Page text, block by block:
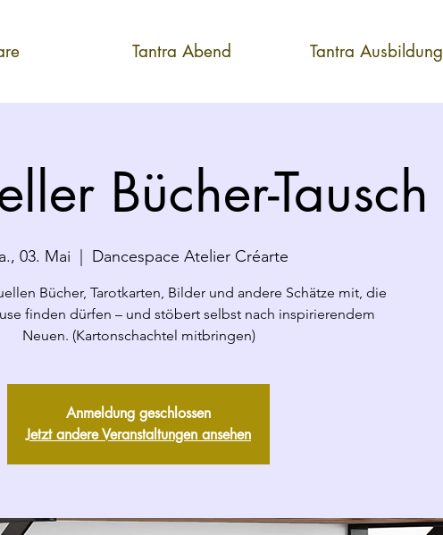
Tantra Abend Tantra Ausbildung
Bücher-Tausch
03. Mai Dancespace Atelier Créarte
Bücher, Tarotkarten, Bilder und andere Schätze mit, die
finden dürfen – und stöbert selbst nach inspirierendem
Neuen. (Kartonschachtel mitbringen)
Anmeldung geschlossen
Jetzt andere Veranstaltungen ansehen